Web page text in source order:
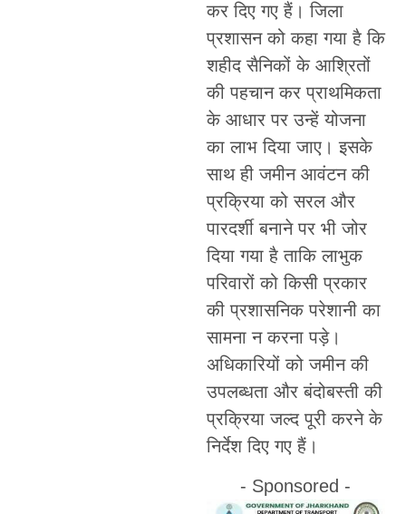
कर दिए गए हैं। जिला
प्रशासन को कहा गया है कि
शहीद सैनिकों के आश्रितों
की पहचान कर प्राथमिकता
के आधार पर उन्हें योजना
का लाभ दिया जाए। इसके
साथ ही जमीन आवंटन की
प्रक्रिया को सरल और
पारदर्शी बनाने पर भी जोर
दिया गया है ताकि लाभुक
परिवारों को किसी प्रकार
की प्रशासनिक परेशानी का
सामना न करना पड़े।
अधिकारियों को जमीन की
उपलब्धता और बंदोबस्ती की
प्रक्रिया जल्द पूरी करने के
निर्देश दिए गए हैं।
- Sponsored -